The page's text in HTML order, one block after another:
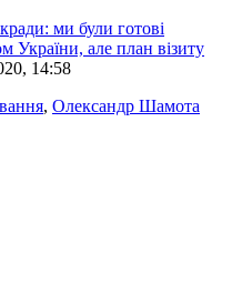
ми були готові
України, але план візиту
14:58
, Олександр Шамота